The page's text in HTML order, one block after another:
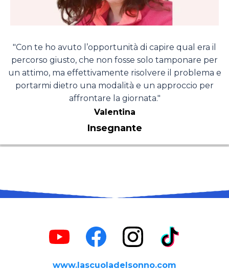
"Con te ho avuto l’opportunità di capire qual era il
percorso giusto, che non fosse solo tamponare per
un attimo, ma effettivamente risolvere il problema e
portarmi dietro una modalità e un approccio per
affrontare la giornata."
Valentina
Insegnante
www.lascuoladelsonno.com